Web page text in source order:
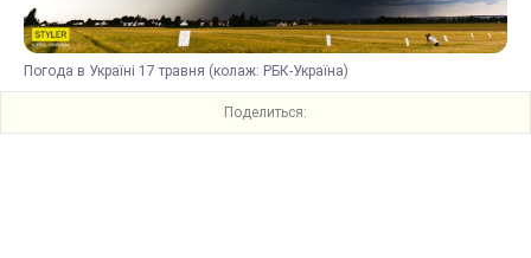
Погода в Україні 17 травня (колаж: РБК-Україна)
Поделиться: